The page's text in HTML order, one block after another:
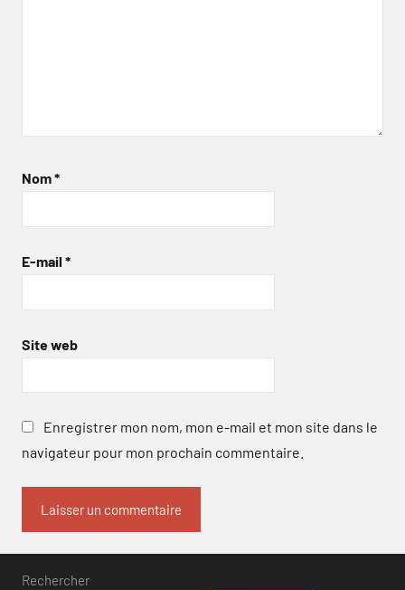
Nom*
E-mail *
Site web
Enregistrer mon nom, mon e-mail et mon site dans le
navigateur pour mon prochain commentaire.
Rechercher